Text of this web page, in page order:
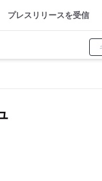
プレスリリースを受信